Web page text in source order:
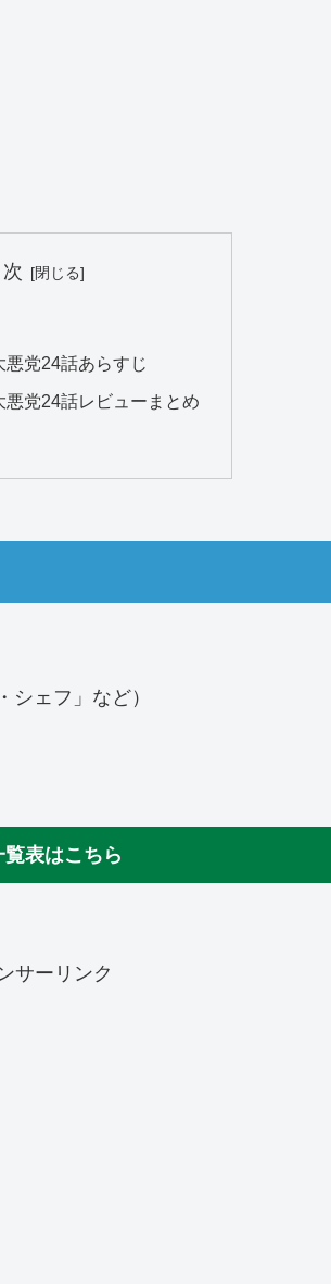
悪党24話あらすじ
悪党24話レビューまとめ
ェフ」など）
表はこちら
サーリンク